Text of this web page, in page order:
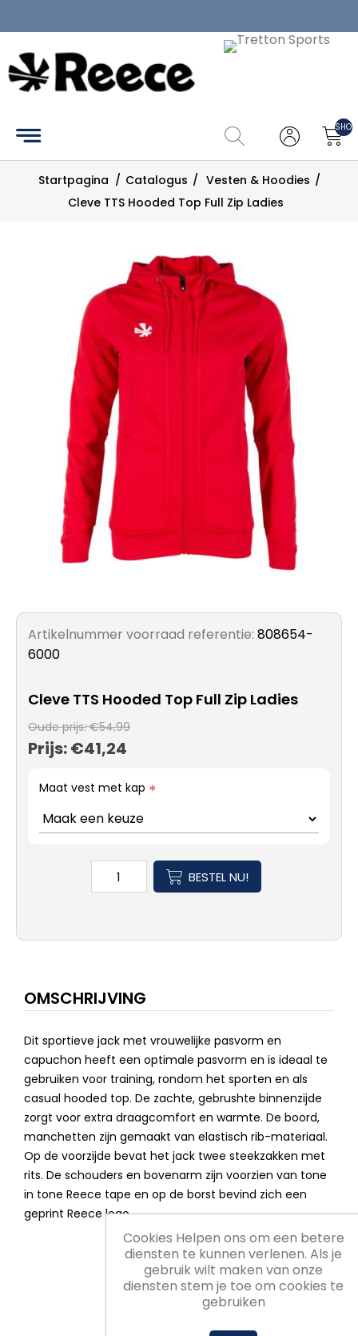
Home
Catalogus
Maattabel
ZoekStartpagina / Catalogus / Vesten & Hoodies /
Cleve TTS Hooded Top Full Zip Ladies
Artikelnummer voorraad referentie: 808654-
6000
Cleve TTS Hooded Top Full Zip Ladies
Oude prijs: €54,99
Prijs:€41,24
Maat vest met kap *
BESTEL NU!
OMSCHRIJVING
Dit sportieve jack met vrouwelijke pasvorm en
capuchon heeft een optimale pasvorm en is ideaal te
gebruiken voor training, rondom het sporten en als
casual hooded top. De zachte, gebrushte binnenzijde
zorgt voor extra draagcomfort en warmte. De boord,
manchetten zijn gemaakt van elastisch rib-materiaal.
Op de voorzijde bevat het jack twee steekzakken met
rits. De schouders en bovenarm zijn voorzien van tone
in tone Reece tape en op de borst bevind zich een
geprint Reece logo.
Cookies Helpen ons om een betere
diensten te kunnen verlenen. Als je
gebruik wilt maken van onze
diensten stem je toe om cookies te
gebruiken